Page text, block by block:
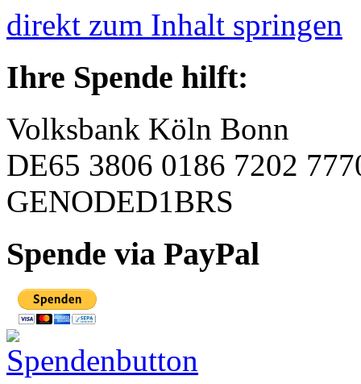
direkt zum Inhalt springen
Ihre Spende hilft:
Volksbank Köln Bonn
DE65 3806 0186 7202
GENODED1BRS
Spende via PayPal